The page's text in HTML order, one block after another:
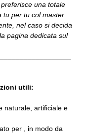
una totale
per tu col master.
nel caso si decida
pagina dedicata sul
utili:
naturale, artificiale e
per
, in modo da